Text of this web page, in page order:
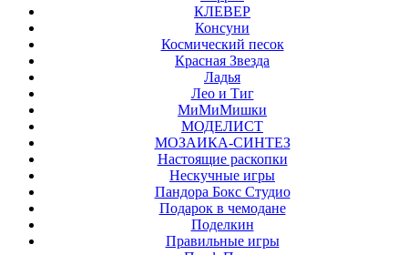
КЛЕВЕР
Консуни
Космический песок
Красная Звезда
Ладья
Лео и Тиг
МиМиМишки
МОДЕЛИСТ
МОЗАИКА-СИНТЕЗ
Настоящие раскопки
Нескучные игры
Пандора Бокс Студио
Подарок в чемодане
Поделкин
Правильные игры